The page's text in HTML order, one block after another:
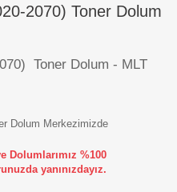
2070) Toner Dolum
Toner Dolum - MLT
Dolum Merkezimizde
Dolumlarımız %100
yanınızdayız.